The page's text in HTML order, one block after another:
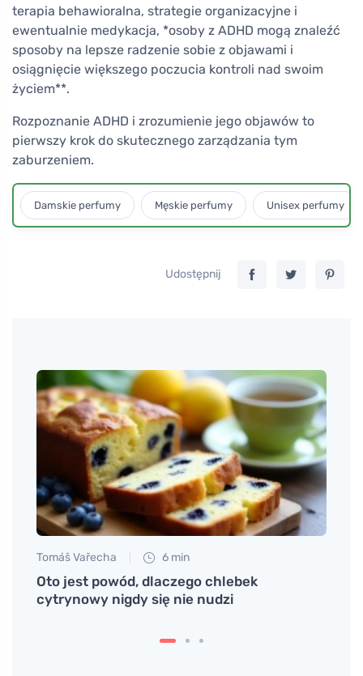
terapia behawioralna, strategie organizacyjne i
ewentualnie medykacja, *osoby z ADHD mogą znaleźć
sposoby na lepsze radzenie sobie z objawami i
osiągnięcie większego poczucia kontroli nad swoim
życiem**.
Rozpoznanie ADHD i zrozumienie jego objawów to
pierwszy krok do skutecznego zarządzania tym
zaburzeniem.
Damskie perfumy Męskie perfumy Unisex perfumy
Udostępnij
Tomáš Vařecha 6 min
Oto jest powód, dlaczego chlebek
cytrynowy nigdy się nie nudzi